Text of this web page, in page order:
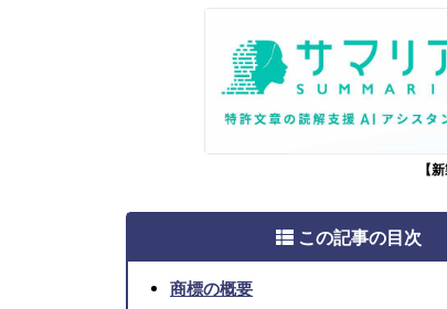
【
この記事の目次
商標の概要